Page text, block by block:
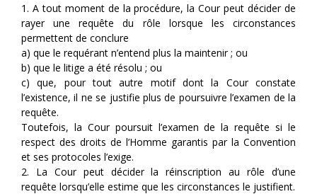
1. A tout moment de la procédure, la Cour peut décider de
rayer une requête du rôle lorsque les circonstances
permettent de conclure
a) que le requérant n’entend plus la maintenir ; ou
b) que le litige a été résolu ; ou
c) que, pour tout autre motif dont la Cour constate
l’existence, il ne se justifie plus de poursuivre l’examen de la
requête.
Toutefois, la Cour poursuit l’examen de la requête si le
respect des droits de l’Homme garantis par la Convention
et ses protocoles l’exige.
2. La Cour peut décider la réinscription au rôle d’une
requête lorsqu’elle estime que les circonstances le justifient.